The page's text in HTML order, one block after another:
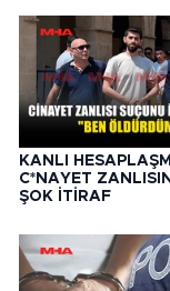
KANLI
C*NAYET
ŞOK İTİRAF